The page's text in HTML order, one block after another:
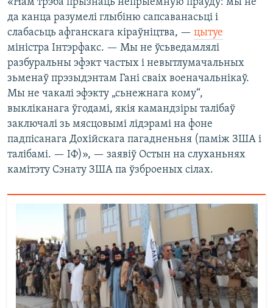
«Нам трэба прызнаць непрыемную праўду: мы не
да канца разумелі глыбіню сапсаванасьці і
слабасьць афганскага кіраўніцтва, — цытуе
міністра Інтэрфакс. — Мы не ўсьведамлялі
разбуральны эфэкт частых і невытлумачальных
зьменаў прэзыдэнтам Гані сваіх военачальнікаў.
Мы не чакалі эфэкту „сьнежнага кому“,
выкліканага ўгодамі, якія камандзіры талібаў
заключалі зь мясцовымі лідэрамі на фоне
падпісанага Дохійскага пагадненьня (паміж ЗША і
талібамі. — ІФ)», — заявіў Остын на слуханьнях
камітэту Сэнату ЗША па ўзброеных сілах.